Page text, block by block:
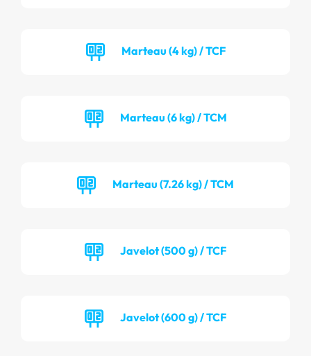
Marteau (4 kg) / TCF
Marteau (6 kg) / TCM
Marteau (7.26 kg) / TCM
Javelot (500 g) / TCF
Javelot (600 g) / TCF